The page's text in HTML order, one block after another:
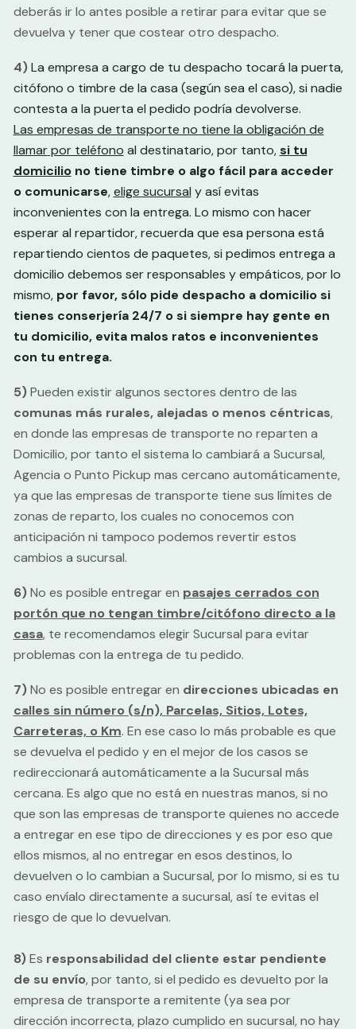
deberás ir lo antes posible a retirar para evitar que se
devuelva y tener que costear otro despacho.
4) La empresa a cargo de tu despacho tocará la puerta,
citófono o timbre de la casa (según sea el caso), si nadie
contesta a la puerta el pedido podría devolverse.
Las empresas de transporte no tiene la obligación de
llamarpor teléfono al destinatario, por tanto,si tu
domiciliono tiene timbre o algo fácil para acceder
o comunicarse,elige sucursal y así evitas
inconvenientes con la entrega. Lo mismo con hacer
esperar al repartidor, recuerda que esa persona está
repartiendo cientos de paquetes, si pedimos entrega a
domicilio debemos ser responsables y empáticos, por lo
mismo, por favor, sólo pide despacho a domicilio si
tienes conserjería 24/7 o si siempre hay gente en
tu domicilio, evita malos ratos e inconvenientes
con tu entrega.
5)Pueden existir algunos sectores dentro de las
comunas más rurales, alejadas o menos céntricas,
en donde las empresas de transporte no reparten a
Domicilio, por tanto el sistema lo cambiará a Sucursal,
Agencia o Punto Pickup mas cercano automáticamente,
ya que las empresas de transporte tiene sus límites de
zonas de reparto, los cuales no conocemos con
anticipación ni tampoco podemos revertir estos
cambios a sucursal.
6)No es posible entregar en pasajes cerrados con
portón que no tengan timbre/citófono directo a la
casa, te recomendamos elegir Sucursal para evitar
problemas con la entrega de tu pedido.
7)No es posible entregar en direcciones ubicadas en
calles sin número (s/n), Parcelas, Sitios, Lotes,
Carreteras, o Km. En ese caso lo más probable es que
se devuelva el pedido y en el mejor de los casos se
redireccionará automáticamente a la Sucursal más
cercana. Es algo que no está en nuestras manos, si no
que son las empresas de transporte quienes no accede
a entregar en ese tipo de direcciones y es por eso que
ellos mismos, al no entregar en esos destinos, lo
devuelven o lo cambian a Sucursal, por lo mismo, si es tu
caso envíalo directamente a sucursal, así te evitas el
riesgo de que lo devuelvan.
8)Es responsabilidad del cliente estar pendiente
de su envío, por tanto, si el pedido es devuelto por la
empresa de transporte a remitente (ya sea por
dirección incorrecta, plazo cumplido en sucursal, no hay